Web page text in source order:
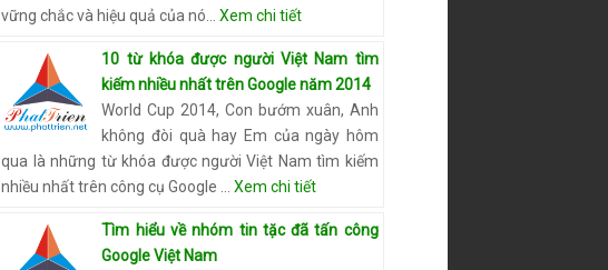
vững chắc và hiệu quả của nó…
Xem chi tiết
10 từ khóa được người Việt Nam tìm
kiếm nhiều nhất trên Google năm 2014
World Cup 2014, Con bướm xuân, Anh
không đòi quà hay Em của ngày hôm
qua là những từ khóa được người Việt Nam tìm kiếm
nhiều nhất trên công cụ Google …
Xem chi tiết
Tìm hiểu về nhóm tin tặc đã tấn công
Google Việt Nam